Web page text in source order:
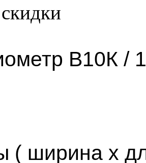
В10К /
( ширина х